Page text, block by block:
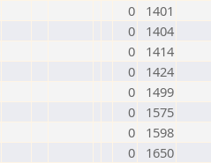
0
1401
0
1404
0
1414
0
1424
0
1499
0
1575
0
1598
0
1650